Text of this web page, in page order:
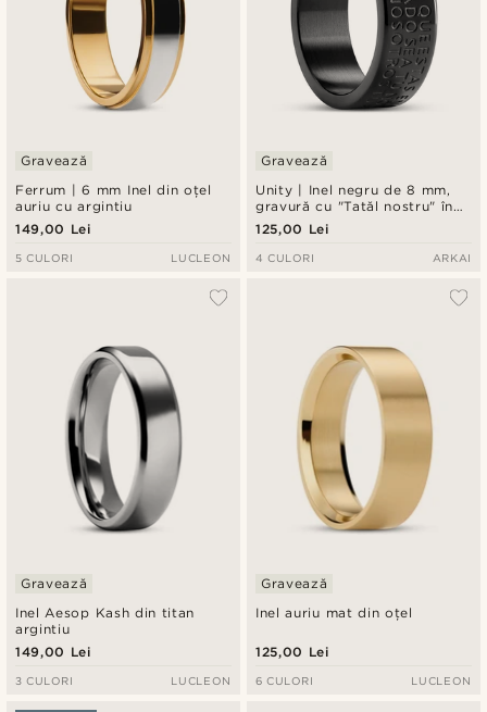
Ferrum | 6 mm Inel din oțel
auriu cu argintiu
Gravează
149,00 Lei
5 CULORI LUCLEON
Unity | Inel negru de 8 mm,
gravură cu "Tatăl nostru" în
limba spaniolă
Gravează
125,00 Lei
4 CULORI ARKAI
Inel Aesop Kash din titan
argintiu
Gravează
149,00 Lei
3 CULORI LUCLEON
Inel auriu mat din oțel
Gravează
125,00 Lei
6 CULORI LUCLEON